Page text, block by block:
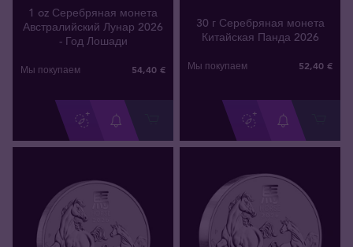
1 oz Серебряная монета
Австралийский Лунар 2026
- Год Лошади
Мы покупаем 54,40 €
30 г Серебряная монета
Китайская Панда 2026
Мы покупаем 52,40 €